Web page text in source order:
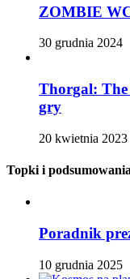
ZOMBIE
30 grudnia 2024
Thorgal: The
gry
20 kwietnia 2023
Topki i podsumowania
Poradnik
10 grudnia 2025